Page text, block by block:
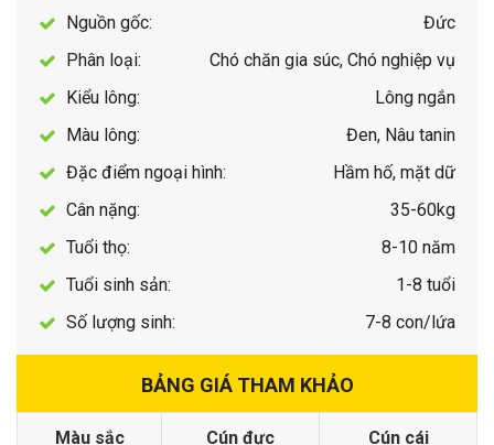
Nguồn gốc:
Đức
Phân loại:
Chó chăn gia súc, Chó nghiệp vụ
Kiểu lông:
Lông ngắn
Màu lông:
Đen, Nâu tanin
Đặc điểm ngoại hình:
Hầm hố, mặt dữ
Cân nặng:
35-60kg
Tuổi thọ:
8-10 năm
Tuổi sinh sản:
1-8 tuổi
Số lượng sinh:
7-8 con/lứa
BẢNG GIÁ THAM KHẢO
Màu sắc Cún đực Cún cái